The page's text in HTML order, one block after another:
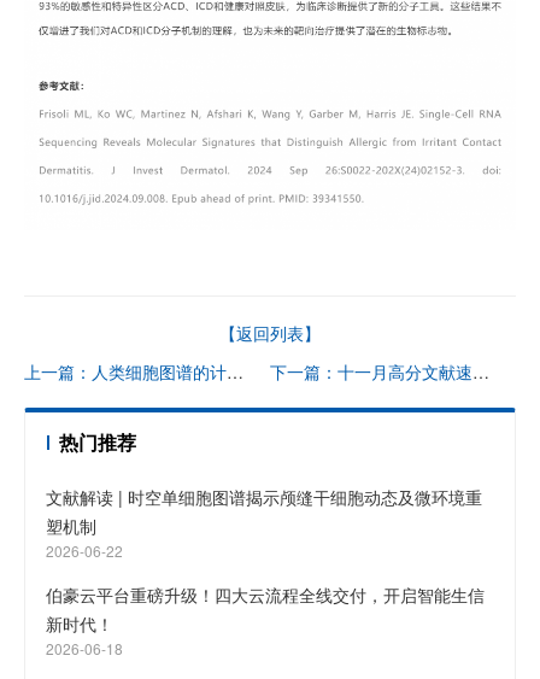
【返回列表】
上一篇：人类细胞图谱的计算技术 - 细胞类型注释
下一篇：十一月高分文献速递 | 单细胞 RNA+ATAC 系列
热门推荐
文献解读 | 时空单细胞图谱揭示颅缝干细胞动态及微环境重
塑机制
2026-06-22
伯豪云平台重磅升级！四大云流程全线交付，开启智能生信
新时代！
2026-06-18